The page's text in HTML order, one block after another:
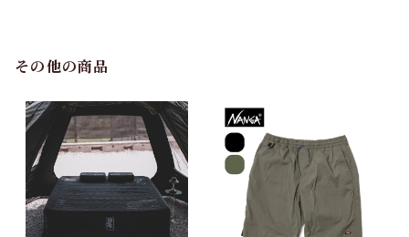
その他の商品